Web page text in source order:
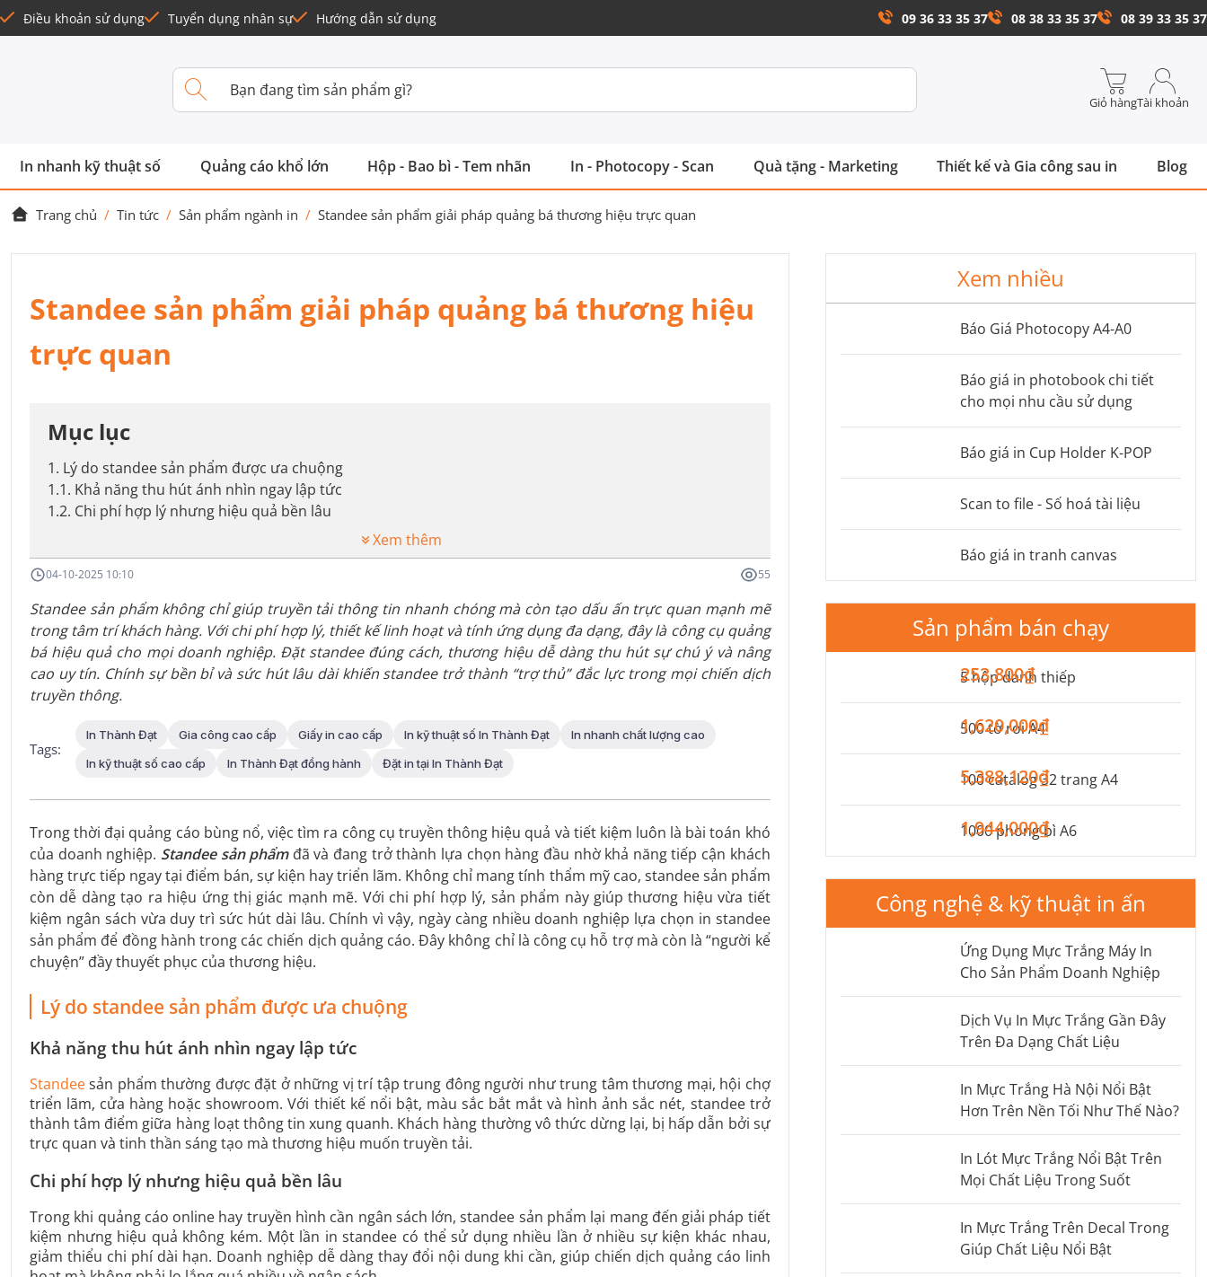
Điều khoản sử dụng Tuyển dụng nhân sự Hướng dẫn sử dụng 09 36 33 35 37 08 38 33 35 37 08 39 33 35 37
Giỏ hàngTài khoản
In nhanh kỹ thuật số Quảng cáo khổ lớn Hộp - Bao bì - Tem nhãn In - Photocopy - Scan Quà tặng - Marketing Thiết kế và Gia công sau in Blog
Trang chủ / Tin tức / Sản phẩm ngành in / Standee sản phẩm giải pháp quảng bá thương hiệu trực quan
Standee sản phẩm giải pháp quảng bá thương hiệu
trực quan
Mục lục
1. Lý do standee sản phẩm được ưa chuộng
1.1. Khả năng thu hút ánh nhìn ngay lập tức
1.2. Chi phí hợp lý nhưng hiệu quả bền lâu
Xem thêm
04-10-2025 10:10 55
Standee sản phẩm không chỉ giúp truyền tải thông tin nhanh chóng mà còn tạo dấu ấn trực quan mạnh mẽ
trong tâm trí khách hàng. Với chi phí hợp lý, thiết kế linh hoạt và tính ứng dụng đa dạng, đây là công cụ quảng
bá hiệu quả cho mọi doanh nghiệp. Đặt standee đúng cách, thương hiệu dễ dàng thu hút sự chú ý và nâng
cao uy tín. Chính sự bền bỉ và sức hút lâu dài khiến standee trở thành “trợ thủ” đắc lực trong mọi chiến dịch
truyền thông.
Tags:
In Thành Đạt Gia công cao cấp Giấy in cao cấp In kỹ thuật số In Thành Đạt
In nhanh chất lượng cao
In kỹ thuật số cao cấp
In Thành Đạt đồng hành Đặt in tại In Thành Đạt
Trong thời đại quảng cáo bùng nổ, việc tìm ra công cụ truyền thông hiệu quả và tiết kiệm luôn là bài toán khó
của doanh nghiệp. Standee sản phẩmđã và đang trở thành lựa chọn hàng đầu nhờ khả năng tiếp cận khách
hàng trực tiếp ngay tại điểm bán, sự kiện hay triển lãm. Không chỉ mang tính thẩm mỹ cao, standee sản phẩm
còn dễ dàng tạo ra hiệu ứng thị giác mạnh mẽ. Với chi phí hợp lý, sản phẩm này giúp thương hiệu vừa tiết
kiệm ngân sách vừa duy trì sức hút dài lâu. Chính vì vậy, ngày càng nhiều doanh nghiệp lựa chọn in standee
sản phẩm để đồng hành trong các chiến dịch quảng cáo. Đây không chỉ là công cụ hỗ trợ mà còn là “người kể
chuyện” đầy thuyết phục của thương hiệu.
Lý do standee sản phẩm được ưa chuộng
Khả năng thu hút ánh nhìn ngay lập tức
Standeesản phẩm thường được đặt ở những vị trí tập trung đông người như trung tâm thương mại, hội chợ
triển lãm, cửa hàng hoặc showroom. Với thiết kế nổi bật, màu sắc bắt mắt và hình ảnh sắc nét, standee trở
thành tâm điểm giữa hàng loạt thông tin xung quanh. Khách hàng thường vô thức dừng lại, bị hấp dẫn bởi sự
trực quan và tinh thần sáng tạo mà thương hiệu muốn truyền tải.
Chi phí hợp lý nhưng hiệu quả bền lâu
Trong khi quảng cáo online hay truyền hình cần ngân sách lớn, standee sản phẩm lại mang đến giải pháp tiết
kiệm nhưng hiệu quả không kém. Một lần in standee có thể sử dụng nhiều lần ở nhiều sự kiện khác nhau,
giảm thiểu chi phí dài hạn. Doanh nghiệp dễ dàng thay đổi nội dung khi cần, giúp chiến dịch quảng cáo linh
Xem nhiều
Báo Giá Photocopy A4-A0
Báo giá in photobook chi tiết
cho mọi nhu cầu sử dụng
Báo giá in Cup Holder K-POP
Scan to file - Số hoá tài liệu
Báo giá in tranh canvas
Sản phẩm bán chạy
5 hộp danh thiếp
253,800₫
500 tờ rơi A4
1,620,000₫
100 catalog 32 trang A4
5,388,120₫
1000 phong bì A6
1,944,000₫
Công nghệ & kỹ thuật in ấn
Ứng Dụng Mực Trắng Máy In
Cho Sản Phẩm Doanh Nghiệp
Dịch Vụ In Mực Trắng Gần Đây
Trên Đa Dạng Chất Liệu
In Mực Trắng Hà Nội Nổi Bật
Hơn Trên Nền Tối Như Thế Nào?
In Lót Mực Trắng Nổi Bật Trên
Mọi Chất Liệu Trong Suốt
In Mực Trắng Trên Decal Trong
Giúp Chất Liệu Nổi Bật